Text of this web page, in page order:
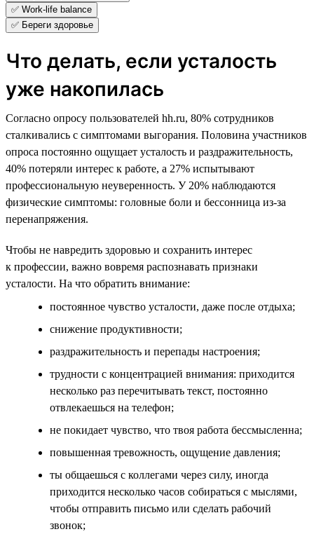
✅ Work-life balance
✅ Береги здоровье
Что делать, если усталость
уже накопилась
Согласно опросу пользователей hh.ru, 80% сотрудников
сталкивались с симптомами выгорания. Половина участников
опроса постоянно ощущает усталость и раздражительность,
40% потеряли интерес к работе, а 27% испытывают
профессиональную неуверенность. У 20% наблюдаются
физические симптомы: головные боли и бессонница из-за
перенапряжения.
Чтобы не навредить здоровью и сохранить интерес
к профессии, важно вовремя распознавать признаки
усталости. На что обратить внимание:
постоянное чувство усталости, даже после отдыха;
снижение продуктивности;
раздражительность и перепады настроения;
трудности с концентрацией внимания: приходится
несколько раз перечитывать текст, постоянно
отвлекаешься на телефон;
не покидает чувство, что твоя работа бессмысленна;
повышенная тревожность, ощущение давления;
ты общаешься с коллегами через силу, иногда
приходится несколько часов собираться с мыслями,
чтобы отправить письмо или сделать рабочий
звонок;